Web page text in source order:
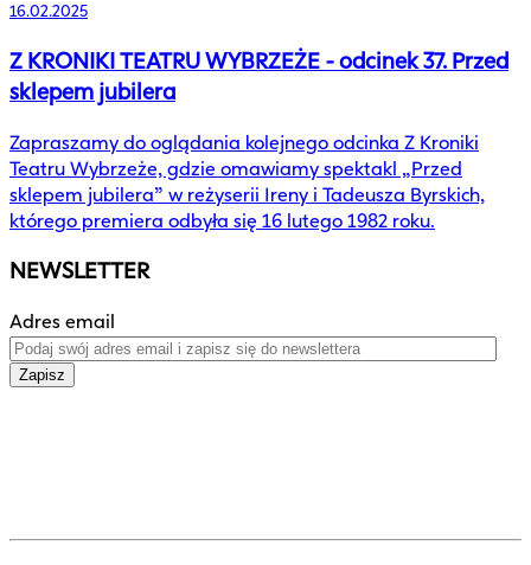
16.02.2025
Z KRONIKI TEATRU WYBRZEŻE - odcinek 37. Przed
sklepem jubilera
Zapraszamy do oglądania kolejnego odcinka Z Kroniki
Teatru Wybrzeże, gdzie omawiamy spektakl „Przed
sklepem jubilera” w reżyserii Ireny i Tadeusza Byrskich,
którego premiera odbyła się 16 lutego 1982 roku.
NEWSLETTER
Adres email
Zapisz